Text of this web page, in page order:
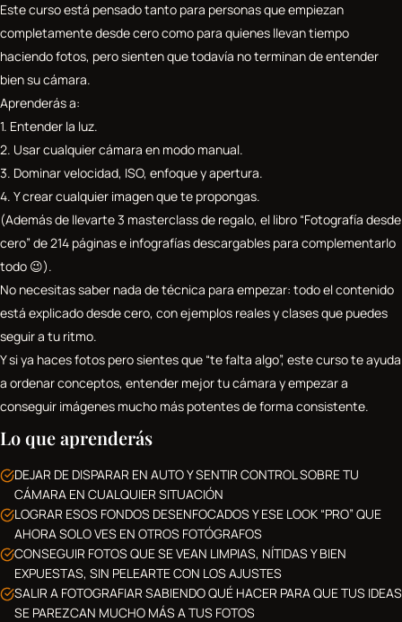
Este curso está pensado tanto para personas que empiezan
completamente desde cero como para quienes llevan tiempo
haciendo fotos, pero sienten que todavía no terminan de entender
bien su cámara.
Aprenderás a:
1. Entender la luz.
2. Usar cualquier cámara en modo manual.
3. Dominar velocidad, ISO, enfoque y apertura.
4. Y crear cualquier imagen que te propongas.
(Además de llevarte 3 masterclass de regalo, el libro “Fotografía desde
cero” de 214 páginas e infografías descargables para complementarlo
todo 😉).
No necesitas saber nada de técnica para empezar: todo el contenido
está explicado desde cero, con ejemplos reales y clases que puedes
seguir a tu ritmo.
Y si ya haces fotos pero sientes que “te falta algo”, este curso te ayuda
a ordenar conceptos, entender mejor tu cámara y empezar a
conseguir imágenes mucho más potentes de forma consistente.
Lo que aprenderás
DEJAR DE DISPARAR EN AUTO Y SENTIR CONTROL SOBRE TU
CÁMARA EN CUALQUIER SITUACIÓN
LOGRAR ESOS FONDOS DESENFOCADOS Y ESE LOOK “PRO” QUE
AHORA SOLO VES EN OTROS FOTÓGRAFOS
CONSEGUIR FOTOS QUE SE VEAN LIMPIAS, NÍTIDAS Y BIEN
EXPUESTAS, SIN PELEARTE CON LOS AJUSTES
SALIR A FOTOGRAFIAR SABIENDO QUÉ HACER PARA QUE TUS IDEAS
SE PAREZCAN MUCHO MÁS A TUS FOTOS